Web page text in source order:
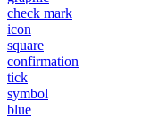
check mark
icon
square
confirmation
tick
symbol
blue